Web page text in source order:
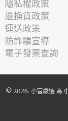
隱私權政策
退換貨政策
運送政策
防詐騙宣導
電子發票查詢
© 2026. 小富嚴選為